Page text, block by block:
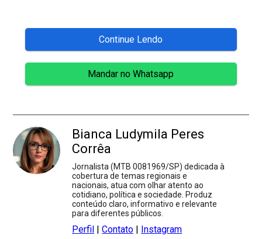
Continue Lendo
Mandar no Whatsapp
Bianca Ludymila Peres
Corrêa
Jornalista (MTB 0081969/SP) dedicada à
cobertura de temas regionais e
nacionais, atua com olhar atento ao
cotidiano, política e sociedade. Produz
conteúdo claro, informativo e relevante
para diferentes públicos.
Perfil |Contato Instagram